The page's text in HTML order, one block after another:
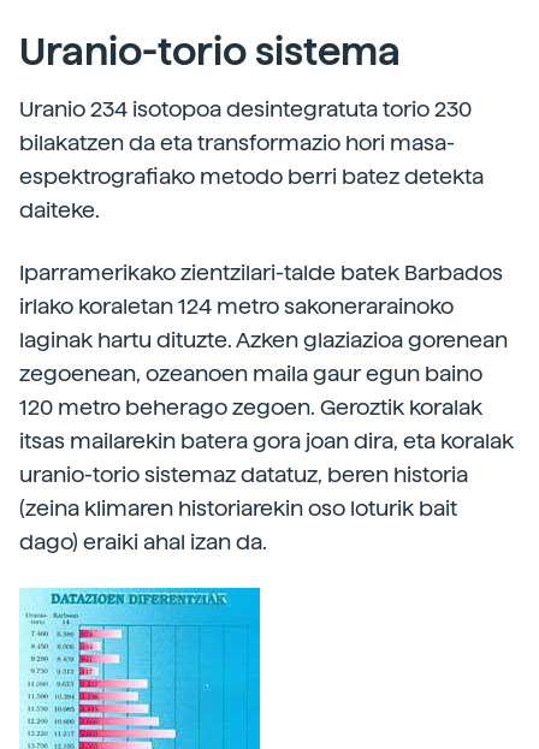
Uranio-torio sistema
Uranio 234 isotopoa desintegratuta torio 230
bilakatzen da eta transformazio hori masa-
espektrografiako metodo berri batez detekta
daiteke.
Iparramerikako zientzilari-talde batek Barbados
irlako koraletan 124 metro sakonerarainoko
laginak hartu dituzte. Azken glaziazioa gorenean
zegoenean, ozeanoen maila gaur egun baino
120 metro beherago zegoen. Geroztik koralak
itsas mailarekin batera gora joan dira, eta koralak
uranio-torio sistemaz datatuz, beren historia
(zeina klimaren historiarekin oso loturik bait
dago) eraiki ahal izan da.